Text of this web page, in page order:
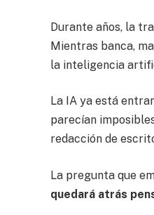
Durante años, la
Mientras banca,
la inteligencia
La IA ya está
parecían
redacción de
La pregunta que
quedará atrás